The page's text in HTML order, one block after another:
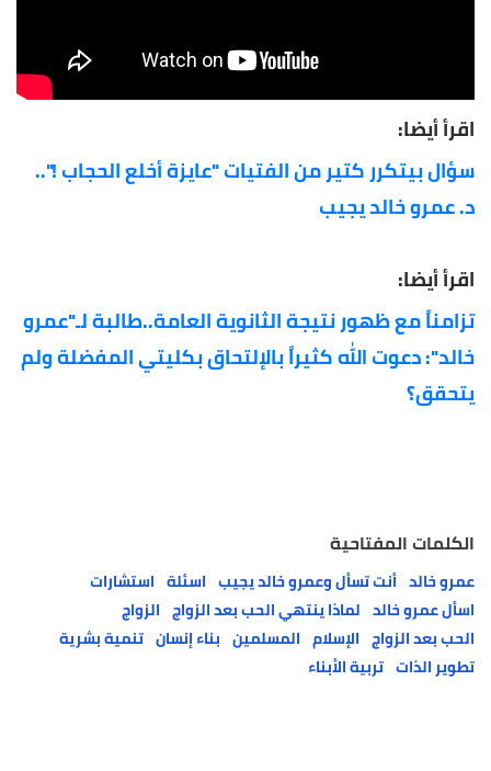
اقرأ أيضا:
سؤال بيتكرر كتير من الفتيات "عايزة أخلع الحجاب !"..
د. عمرو خالد يجيب
اقرأ أيضا:
تزامناً مع ظهور نتيجة الثانوية العامة..طالبة لـ"عمرو
خالد": دعوت الله كثيراً بالإلتحاق بكليتي المفضلة ولم
يتحقق؟
الكلمات المفتاحية
عمرو خالد أنت تسأل وعمرو خالد يجيب اسئلة استشارات
اسأل عمرو خالد لماذا ينتهي الحب بعد الزواج الزواج
الحب بعد الزواج الإسلام المسلمين بناء إنسان تنمية بشرية
تطوير الذات تربية الأبناء